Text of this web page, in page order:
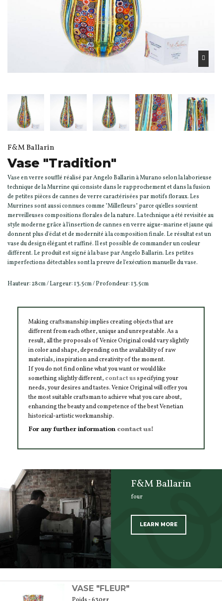
F&M Ballarin
Vase "Tradition"
Vase en verre soufflé réalisé par Angelo Ballarin à Murano selon la laborieuse
technique de la Murrine qui consiste dans le rapprochement et dans la fusion
de petites pièces de cannes de verre caractérisées par motifs floraux. Les
Murrines sont aussi connues comme "Millefleurs" parce qu'elles souvient
merveilleuses compositions florales de la nature. La technique a été revisitée au
style moderne grâce à l'insertion de cannes en verre aigue-marine et jaune qui
donnent plus d'éclat et de modernité à la composition finale. Le résultat est un
vase du design élégant et raffiné. Il est possible de commander un couleur
différent. Le produit est signé à la base par Angelo Ballarin. Les petites
imperfections détectables sont la preuve de l'exécution manuelle du vase.
Hauteur: 28cm / Largeur: 13.5cm / Profondeur: 13.5cm
Making craftsmanship implies creating objects that are
different from each other, unique and unrepeatable. As a
result, all the proposals of Venice Original could vary slightly
in color and shape, depending on the availability of raw
materials, inspiration and creativity of the moment.
If you do not find online what you want or would like
something slightly different, contact usspecifying your
needs, your desires and tastes. Venice Original will offer you
the most suitable craftsman to achieve what you care about,
enhancing the beauty and competence of the best Venetian
historical-artistic workmanship.
For any further information contact us!
F&M Ballarin
four
LEARN MORE
VASE "FLEUR"